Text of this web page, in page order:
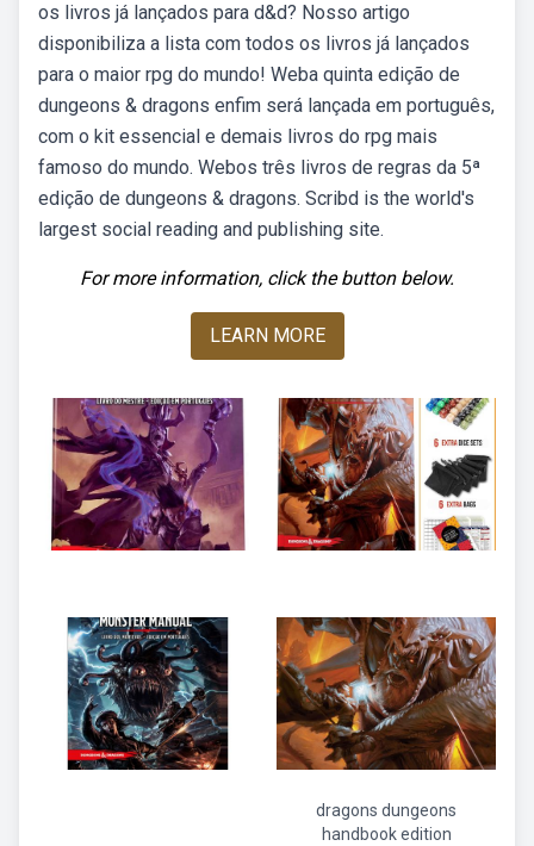
os livros já lançados para d&d? Nosso artigo
disponibiliza a lista com todos os livros já lançados
para o maior rpg do mundo! Weba quinta edição de
dungeons & dragons enfim será lançada em português,
com o kit essencial e demais livros do rpg mais
famoso do mundo. Webos três livros de regras da 5ª
edição de dungeons & dragons. Scribd is the world's
largest social reading and publishing site.
For more information, click the button below.
LEARN MORE
dragons dungeons
handbook edition